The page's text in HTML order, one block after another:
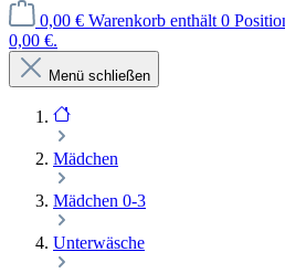
0,00 € Warenkorb enthält 0
0,00 €.
Menü schließen
Mädchen
Mädchen 0-3
Unterwäsche